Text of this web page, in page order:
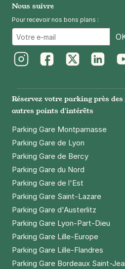
Nous suivre
Pour recevoir nos bons plans :
Réservez votre parking près
autres points d'intérêts
Parking Gare Montparnasse
Parking Gare de Lyon
Parking Gare de Bercy
Parking Gare du Nord
Parking Gare de l'Est
Parking Gare Saint-Lazare
Parking Gare d'Austerlitz
Parking Gare Lyon-Part-Dieu
Parking Gare Lille-Europe
Parking Gare Lille-Flandres
Parking Gare Bordeaux Saint-